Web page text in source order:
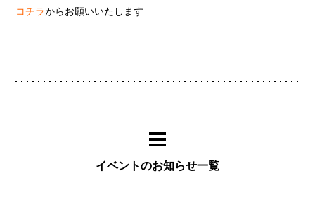
コチラからお願いいたします
イベントのお知らせ一覧